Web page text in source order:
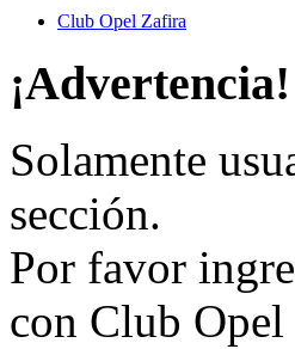
Club Opel Zafira
¡Advertencia!
Solamente
sección.
Por favor
con Club